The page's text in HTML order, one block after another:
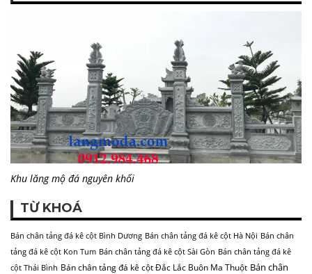
Khu lăng mộ đá nguyên khối
TỪ KHOÁ
Bán chân tảng đá kê cột Bình Dương Bán chân tảng đá kê cột Hà Nội Bán chân
tảng đá kê cột Kon Tum Bán chân tảng đá kê cột Sài Gòn Bán chân tảng đá kê
cột Thái Bình Bán chân tảng đá kê cột Đắc Lắc Buôn Ma Thuột Bán chân